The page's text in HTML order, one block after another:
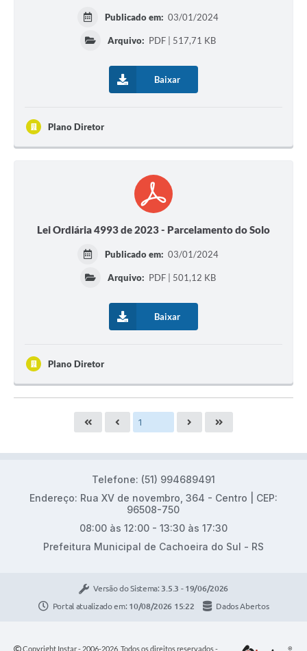
Publicado em: 03/01/2024
Arquivo: PDF | 517,71 KB
Baixar
Plano Diretor
Lei Ordiária 4993 de 2023 - Parcelamento do Solo
Publicado em: 03/01/2024
Arquivo: PDF | 501,12 KB
Baixar
Plano Diretor
Telefone: (51) 994689491
Endereço: Rua XV de novembro, 364 - Centro | CEP:
96508-750
08:00 às 12:00 - 13:30 às 17:30
Prefeitura Municipal de Cachoeira do Sul - RS
Versão do Sistema: 3.5.3 - 19/06/2026
Portal atualizado em: 10/08/2026 15:22 Dados Abertos
Copyright Instar - 2006-2026. Todos os direitos reservados -